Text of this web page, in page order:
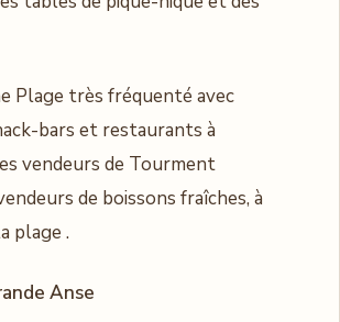
Plage très fréquenté avec
bars et restaurants à
vendeurs de Tourment
de boissons fraîches, à
plage .
Anse